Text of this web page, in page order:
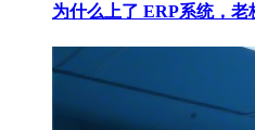
为什么上了 ERP系统，老